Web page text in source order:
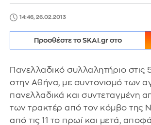
14:46, 26.02.2013
Προσθέστε το SKAI.gr στο
Πανελλαδικό συλλαλητήριο στις
στην Αθήνα, με συντονισμό των
πανελλαδικά και συντεταγμένη
των τρακτέρ από τον κόμβο της
από τις 11 το πρωί και μετά,